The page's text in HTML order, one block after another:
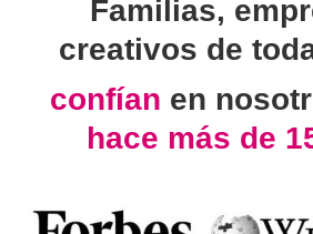
Familias,
creativos de
confían en
hace más de